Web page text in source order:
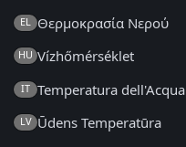
EL Θερμοκρασία Νερού
HU Vízhőmérséklet
IT Temperatura dell'Acqua
LV Ūdens Temperatūra